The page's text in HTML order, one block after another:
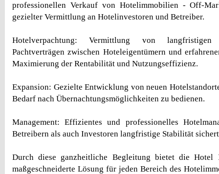
professionellen Verkauf von Hotelimmobilien - Off-
gezielter Vermittlung an Hotelinvestoren und Betreiber.
Hotelverpachtung: Vermittlung von
Pachtverträgen zwischen Hoteleigentümern und
Maximierung der Rentabilität und Nutzungseffizienz.
Expansion: Gezielte Entwicklung von neuen
Bedarf nach Übernachtungsmöglichkeiten zu bedienen.
Management: Effizientes und professionelles
Betreibern als auch Investoren langfristige Stabilität
Durch diese ganzheitliche Begleitung bietet die Hotel
maßgeschneiderte Lösung für jeden Bereich des